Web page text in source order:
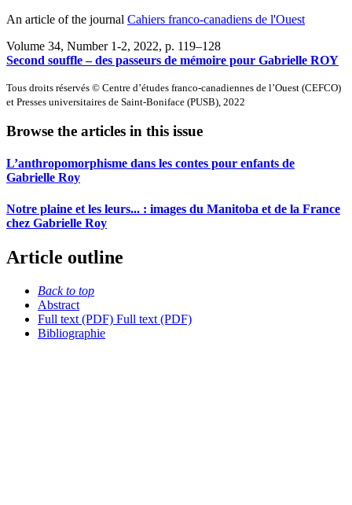
An article of the journal Cahiers franco-canadiens de l'Ouest
Volume 34, Number 1-2, 2022, p. 119–128
Second souffle – des passeurs de mémoire pour Gabrielle ROY
Tous droits réservés © Centre d’études franco-canadiennes de l’Ouest (CEFCO)
et Presses universitaires de Saint-Boniface (PUSB), 2022
Browse the articles in this issue
L’anthropomorphisme dans les contes pour enfants de
Gabrielle Roy
Notre plaine et les leurs... : images du Manitoba et de la France
chez Gabrielle Roy
Article outline
Back to top
Abstract
Full text (PDF) Full text (PDF)
Bibliographie